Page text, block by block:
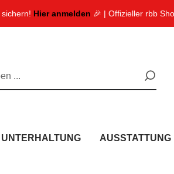
sichern! Hier anmelden 🎉 | Offizieller rbb
UNTERHALTUNG AUSSTATTUNG